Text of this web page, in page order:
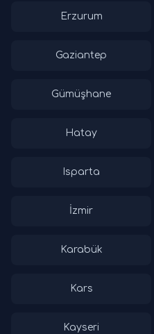
Erzurum
Gaziantep
Gümüşhane
Hatay
Isparta
İzmir
Karabük
Kars
Kayseri